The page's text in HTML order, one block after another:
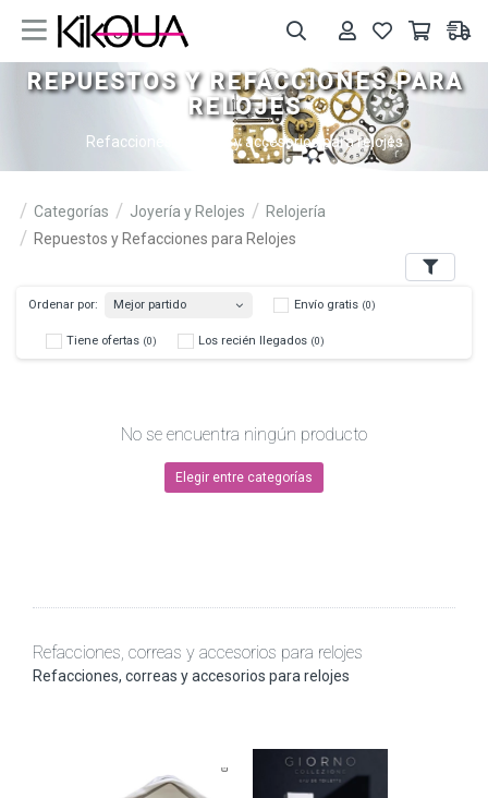
REPUESTOS Y REFACCIONES PARA
RELOJES
Refacciones, correas y accesorios para relojes
Categorías Joyería y Relojes
Relojería
Repuestos y Refacciones para Relojes
Filters
Tiene ofertas Los recién llegados
No se encuentra ningún producto
Elegir entre categorías
Refacciones, correas y accesorios para relojes
Refacciones, correas y accesorios para relojes